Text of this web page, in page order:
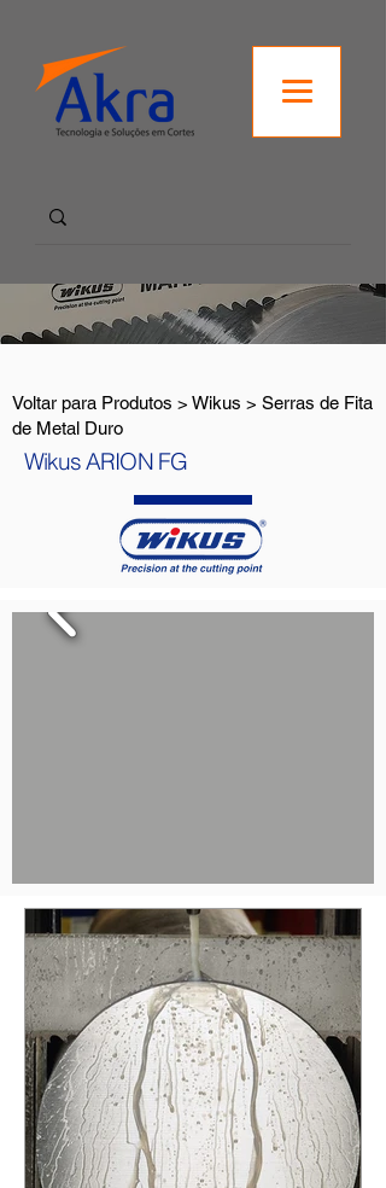
Voltar para Produtos > Wikus > Serras de Fita
de Metal Duro
Wikus ARION FG